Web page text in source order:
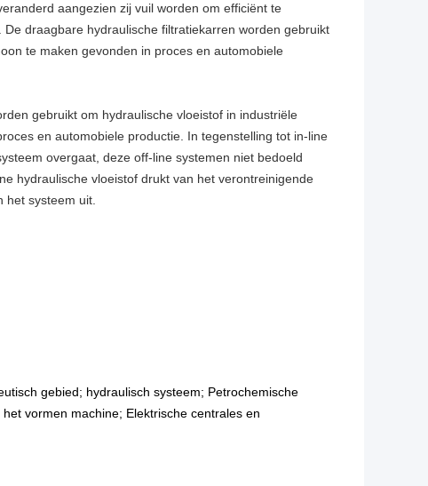
aangezien zij vuil worden om efficiënt te
draagbare hydraulische filtratiekarren worden gebruikt
te maken gevonden in proces en automobiele
gebruikt om hydraulische vloeistof in industriële
en automobiele productie. In tegenstelling tot in-line
overgaat, deze off-line systemen niet bedoeld
hydraulische vloeistof drukt van het verontreinigende
het systeem uit.
gebied; hydraulisch systeem; Petrochemische
vormen machine; Elektrische centrales en